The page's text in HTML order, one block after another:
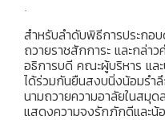
สำหรับลำดับพิธีการประกอ
ถวายราชสักการะ และกล่า
อธิการบดี คณะผู้บริหาร แล
ได้ร่วมกันยืนสงบนิ่งน้อมรำ
นามถวายความอาลัยในสมุ
แสดงความจงรักภักดีและน้